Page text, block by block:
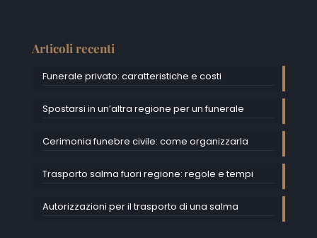
Articoli recenti
Funerale privato: caratteristiche e costi
Spostarsi in un’altra regione per un funerale
Cerimonia funebre civile: come organizzarla
Trasporto salma fuori regione: regole e tempi
Autorizzazioni per il trasporto di una salma